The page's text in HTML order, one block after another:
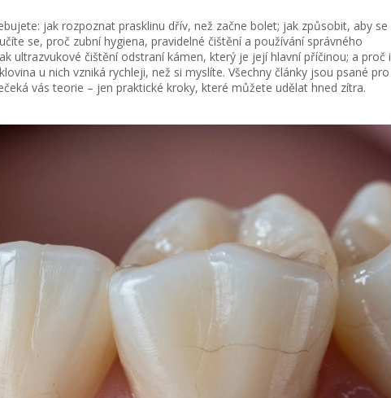
jak rozpoznat prasklinu dřív, než začne bolet; jak způsobit, aby se
se, proč zubní hygiena, pravidelné čištění a používání správného
ultrazvukové čištění odstraní kámen, který je její hlavní příčinou; a proč i
u nich vzniká rychleji, než si myslíte. Všechny články jsou psané pro
vás teorie – jen praktické kroky, které můžete udělat hned zítra.